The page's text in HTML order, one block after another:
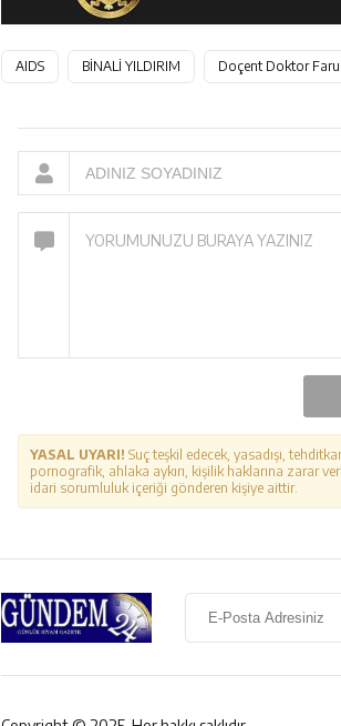
AIDS BİNALİ YILDIRIM Doçent Doktor
YASAL UYARI! Suç teşkil edecek, yasadışı,
pornografik, ahlaka aykırı, kişilik haklarına zarar
idari sorumluluk içeriği gönderen kişiye aittir.